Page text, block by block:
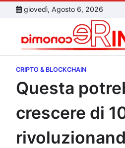
giovedì, Agosto 6, 2026
CRIPTO & BLOCKCHAIN
Questa
crescere di